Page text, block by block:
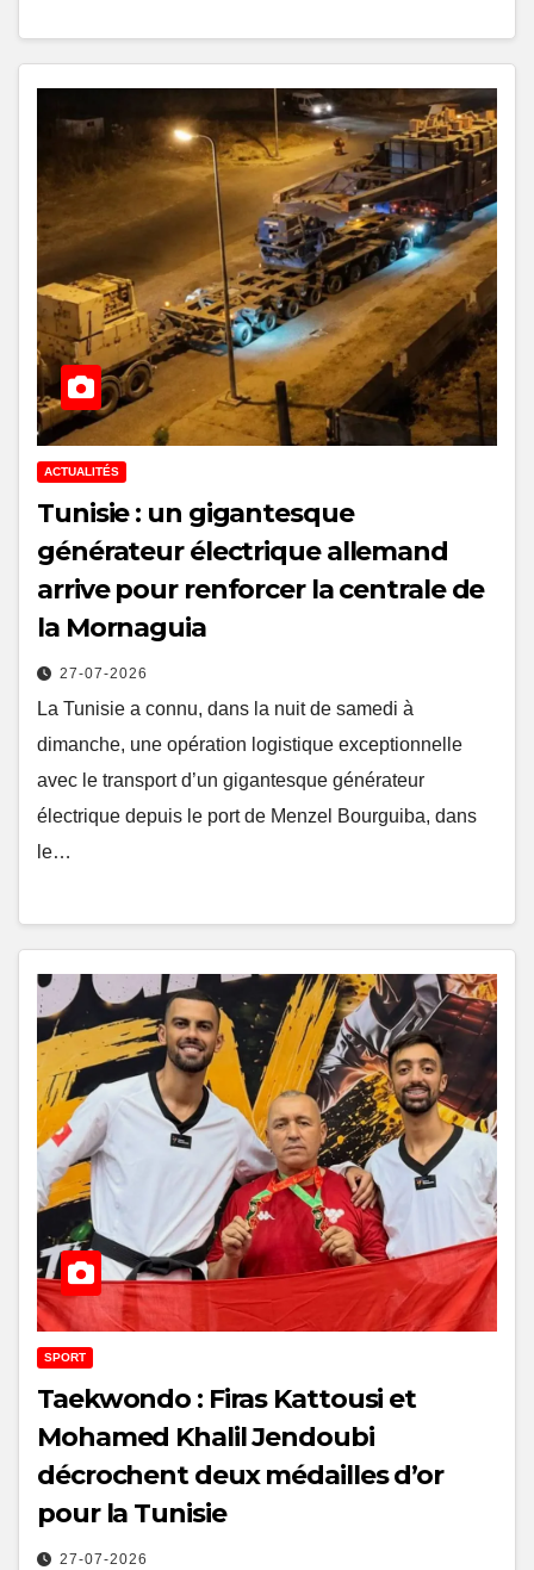
ACTUALITÉS
Tunisie : un gigantesque
générateur électrique allemand
arrive pour renforcer la centrale de
la Mornaguia
27-07-2026
La Tunisie a connu, dans la nuit de samedi à
dimanche, une opération logistique exceptionnelle
avec le transport d’un gigantesque générateur
électrique depuis le port de Menzel Bourguiba, dans
le…
SPORT
Taekwondo : Firas Kattousi et
Mohamed Khalil Jendoubi
décrochent deux médailles d’or
pour la Tunisie
27-07-2026